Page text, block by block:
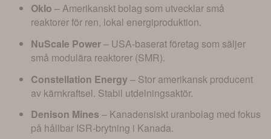
Oklo – Amerikanskt bolag som utvecklar små
reaktorer för ren, lokal energiproduktion.
NuScale Power– USA-baserat företag som säljer
små modulära reaktorer (SMR).
Constellation Energy– Stor amerikansk producent
av kärnkraftsel. Stabil utdelningsaktör.
Denison Mines – Kanadensiskt uranbolag med fokus
på hållbar ISR-brytning i Kanada.